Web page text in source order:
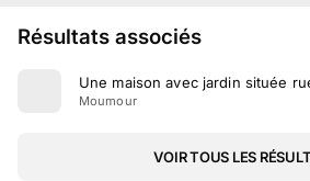
Résultats associés
Une maison avec jardin située
Moumour
VOIR TOUS LES